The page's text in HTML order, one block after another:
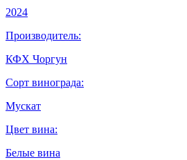
2024
Производитель:
КФХ Чоргун
Сорт винограда:
Мускат
Цвет вина:
Белые вина